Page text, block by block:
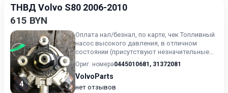
ТНВД Volvo S80 2006-2010
615 BYN
4
Оплата нал/безнал, по карте, чек Топливный
насос высокого давления, в отличном
состоянии (присутствуют незначительные
следы эксплуатации). Г...
Ориг. номера0445010681 , 31372081
VolvoParts
нет отзывов